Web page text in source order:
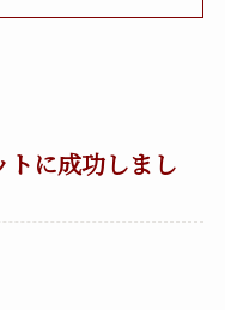
トに成功しまし